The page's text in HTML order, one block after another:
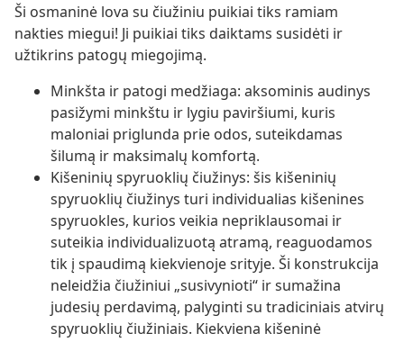
Ši osmaninė lova su čiužiniu puikiai tiks ramiam
nakties miegui! Ji puikiai tiks daiktams susidėti ir
užtikrins patogų miegojimą.
Minkšta ir patogi medžiaga: aksominis audinys
pasižymi minkštu ir lygiu paviršiumi, kuris
maloniai priglunda prie odos, suteikdamas
šilumą ir maksimalų komfortą.
Kišeninių spyruoklių čiužinys: šis kišeninių
spyruoklių čiužinys turi individualias kišenines
spyruokles, kurios veikia nepriklausomai ir
suteikia individualizuotą atramą, reaguodamos
tik į spaudimą kiekvienoje srityje. Ši konstrukcija
neleidžia čiužiniui „susivynioti“ ir sumažina
judesių perdavimą, palyginti su tradiciniais atvirų
spyruoklių čiužiniais. Kiekviena kišeninė